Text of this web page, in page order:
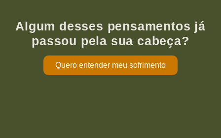
Algum desses pensamentos já
passou pela sua cabeça?
Quero entender meu sofrimento